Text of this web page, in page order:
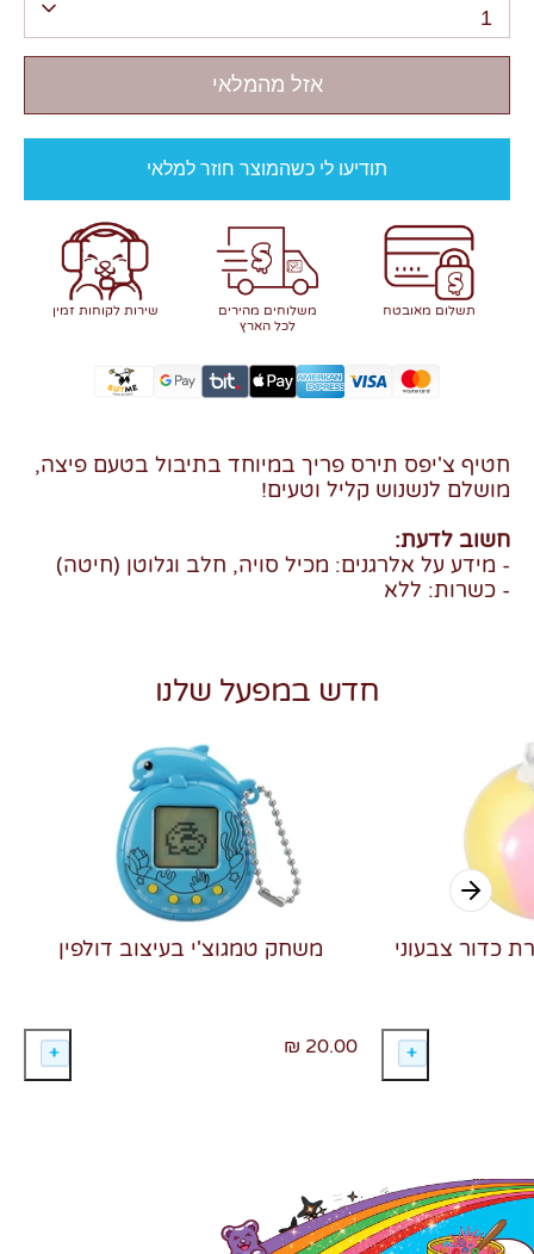
1
אזל מהמלאי
תודיעו לי כשהמוצר חוזר למלאי
תשלום מאובטח
משלוחים מהירים
לכל הארץ
שירות לקוחות זמין
חטיף צ'יפס תירס פריך במיוחד בתיבול בטעם פיצה,
מושלם לנשנוש קליל וטעים!
חשוב לדעת:
- מידע על אלרגנים: מכיל סויה, חלב וגלוטן (חיטה)
- כשרות: ללא
חדש במפעל שלנו
משחק טמגוצ'י בעיצוב דולפין
20.00 ₪
כדור צבעוני